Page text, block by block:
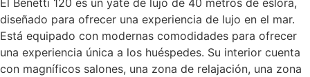
diseñado para ofrecer una experiencia de lujo en el mar.
Está equipado con modernas comodidades para ofrecer
una experiencia única a los huéspedes. Su interior cuenta
con magníficos salones, una zona de relajación, una zona